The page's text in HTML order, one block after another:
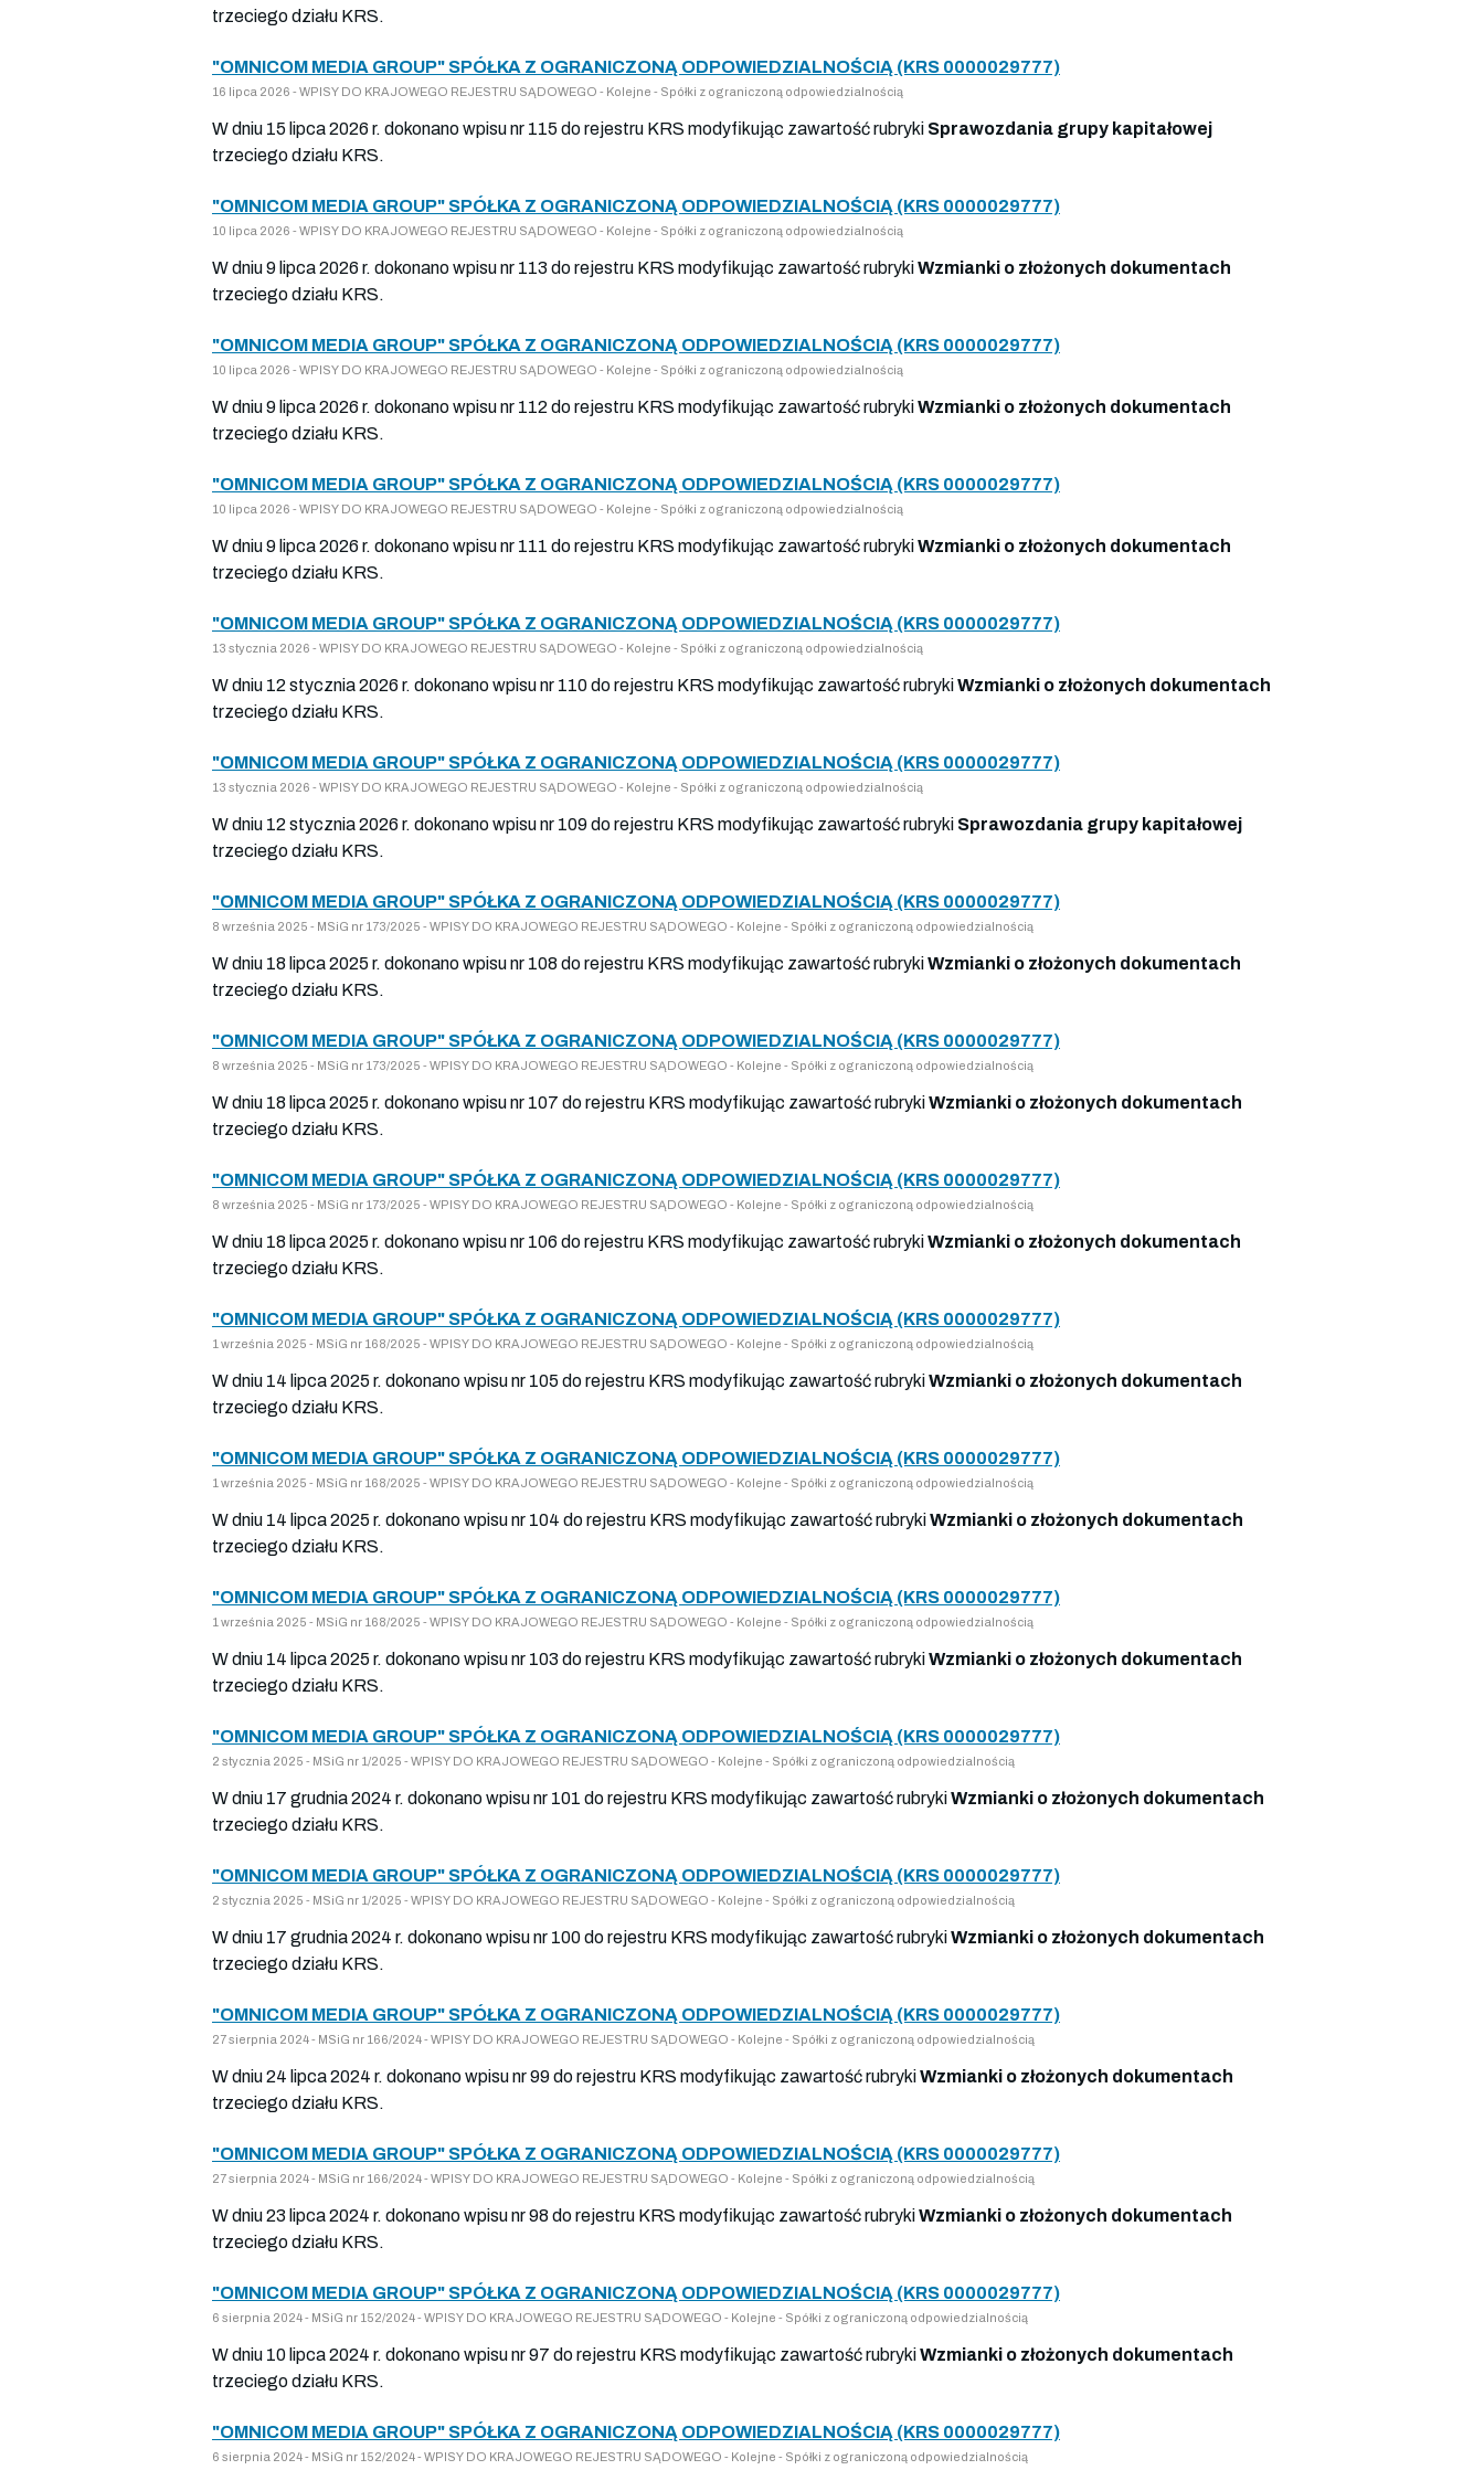
trzeciego działu KRS.
"OMNICOM MEDIA GROUP" SPÓŁKA Z OGRANICZONĄ ODPOWIEDZIALNOŚCIĄ (KRS 0000029777)
16 lipca 2026 - WPISY DO KRAJOWEGO REJESTRU SĄDOWEGO - Kolejne - Spółki z ograniczoną odpowiedzialnością
W dniu 15 lipca 2026 r. dokonano wpisu nr 115 do rejestru KRS modyfikując zawartość rubryki Sprawozdania grupy kapitałowej
trzeciego działu KRS.
"OMNICOM MEDIA GROUP" SPÓŁKA Z OGRANICZONĄ ODPOWIEDZIALNOŚCIĄ (KRS 0000029777)
10 lipca 2026 - WPISY DO KRAJOWEGO REJESTRU SĄDOWEGO - Kolejne - Spółki z ograniczoną odpowiedzialnością
W dniu 9 lipca 2026 r. dokonano wpisu nr 113 do rejestru KRS modyfikując zawartość rubrykiWzmianki o złożonych dokumentach
trzeciego działu KRS.
"OMNICOM MEDIA GROUP" SPÓŁKA Z OGRANICZONĄ ODPOWIEDZIALNOŚCIĄ (KRS 0000029777)
10 lipca 2026 - WPISY DO KRAJOWEGO REJESTRU SĄDOWEGO - Kolejne - Spółki z ograniczoną odpowiedzialnością
W dniu 9 lipca 2026 r. dokonano wpisu nr 112 do rejestru KRS modyfikując zawartość rubrykiWzmianki o złożonych dokumentach
trzeciego działu KRS.
"OMNICOM MEDIA GROUP" SPÓŁKA Z OGRANICZONĄ ODPOWIEDZIALNOŚCIĄ (KRS 0000029777)
10 lipca 2026 - WPISY DO KRAJOWEGO REJESTRU SĄDOWEGO - Kolejne - Spółki z ograniczoną odpowiedzialnością
W dniu 9 lipca 2026 r. dokonano wpisu nr 111 do rejestru KRS modyfikując zawartość rubrykiWzmianki o złożonych dokumentach
trzeciego działu KRS.
"OMNICOM MEDIA GROUP" SPÓŁKA Z OGRANICZONĄ ODPOWIEDZIALNOŚCIĄ (KRS 0000029777)
13 stycznia 2026 - WPISY DO KRAJOWEGO REJESTRU SĄDOWEGO - Kolejne - Spółki z ograniczoną odpowiedzialnością
W dniu 12 stycznia 2026 r. dokonano wpisu nr 110 do rejestru KRS modyfikując zawartość rubrykiWzmianki o złożonych dokumentach
trzeciego działu KRS.
"OMNICOM MEDIA GROUP" SPÓŁKA Z OGRANICZONĄ ODPOWIEDZIALNOŚCIĄ (KRS 0000029777)
13 stycznia 2026 - WPISY DO KRAJOWEGO REJESTRU SĄDOWEGO - Kolejne - Spółki z ograniczoną odpowiedzialnością
W dniu 12 stycznia 2026 r. dokonano wpisu nr 109 do rejestru KRS modyfikując zawartość rubryki Sprawozdania grupy kapitałowej
trzeciego działu KRS.
"OMNICOM MEDIA GROUP" SPÓŁKA Z OGRANICZONĄ ODPOWIEDZIALNOŚCIĄ (KRS 0000029777)
8 września 2025 - MSiG nr 173/2025 - WPISY DO KRAJOWEGO REJESTRU SĄDOWEGO - Kolejne - Spółki z ograniczoną odpowiedzialnością
W dniu 18 lipca 2025 r. dokonano wpisu nr 108 do rejestru KRS modyfikując zawartość rubrykiWzmianki o złożonych dokumentach
trzeciego działu KRS.
"OMNICOM MEDIA GROUP" SPÓŁKA Z OGRANICZONĄ ODPOWIEDZIALNOŚCIĄ (KRS 0000029777)
8 września 2025 - MSiG nr 173/2025 - WPISY DO KRAJOWEGO REJESTRU SĄDOWEGO - Kolejne - Spółki z ograniczoną odpowiedzialnością
W dniu 18 lipca 2025 r. dokonano wpisu nr 107 do rejestru KRS modyfikując zawartość rubrykiWzmianki o złożonych dokumentach
trzeciego działu KRS.
"OMNICOM MEDIA GROUP" SPÓŁKA Z OGRANICZONĄ ODPOWIEDZIALNOŚCIĄ (KRS 0000029777)
8 września 2025 - MSiG nr 173/2025 - WPISY DO KRAJOWEGO REJESTRU SĄDOWEGO - Kolejne - Spółki z ograniczoną odpowiedzialnością
W dniu 18 lipca 2025 r. dokonano wpisu nr 106 do rejestru KRS modyfikując zawartość rubrykiWzmianki o złożonych dokumentach
trzeciego działu KRS.
"OMNICOM MEDIA GROUP" SPÓŁKA Z OGRANICZONĄ ODPOWIEDZIALNOŚCIĄ (KRS 0000029777)
1 września 2025 - MSiG nr 168/2025 - WPISY DO KRAJOWEGO REJESTRU SĄDOWEGO - Kolejne - Spółki z ograniczoną odpowiedzialnością
W dniu 14 lipca 2025 r. dokonano wpisu nr 105 do rejestru KRS modyfikując zawartość rubrykiWzmianki o złożonych dokumentach
trzeciego działu KRS.
"OMNICOM MEDIA GROUP" SPÓŁKA Z OGRANICZONĄ ODPOWIEDZIALNOŚCIĄ (KRS 0000029777)
1 września 2025 - MSiG nr 168/2025 - WPISY DO KRAJOWEGO REJESTRU SĄDOWEGO - Kolejne - Spółki z ograniczoną odpowiedzialnością
W dniu 14 lipca 2025 r. dokonano wpisu nr 104 do rejestru KRS modyfikując zawartość rubrykiWzmianki o złożonych dokumentach
trzeciego działu KRS.
"OMNICOM MEDIA GROUP" SPÓŁKA Z OGRANICZONĄ ODPOWIEDZIALNOŚCIĄ (KRS 0000029777)
1 września 2025 - MSiG nr 168/2025 - WPISY DO KRAJOWEGO REJESTRU SĄDOWEGO - Kolejne - Spółki z ograniczoną odpowiedzialnością
W dniu 14 lipca 2025 r. dokonano wpisu nr 103 do rejestru KRS modyfikując zawartość rubrykiWzmianki o złożonych dokumentach
trzeciego działu KRS.
"OMNICOM MEDIA GROUP" SPÓŁKA Z OGRANICZONĄ ODPOWIEDZIALNOŚCIĄ (KRS 0000029777)
2 stycznia 2025 - MSiG nr 1/2025 - WPISY DO KRAJOWEGO REJESTRU SĄDOWEGO - Kolejne - Spółki z ograniczoną odpowiedzialnością
W dniu 17 grudnia 2024 r. dokonano wpisu nr 101 do rejestru KRS modyfikując zawartość rubrykiWzmianki o złożonych dokumentach
trzeciego działu KRS.
"OMNICOM MEDIA GROUP" SPÓŁKA Z OGRANICZONĄ ODPOWIEDZIALNOŚCIĄ (KRS 0000029777)
2 stycznia 2025 - MSiG nr 1/2025 - WPISY DO KRAJOWEGO REJESTRU SĄDOWEGO - Kolejne - Spółki z ograniczoną odpowiedzialnością
W dniu 17 grudnia 2024 r. dokonano wpisu nr 100 do rejestru KRS modyfikując zawartość rubrykiWzmianki o złożonych dokumentach
trzeciego działu KRS.
"OMNICOM MEDIA GROUP" SPÓŁKA Z OGRANICZONĄ ODPOWIEDZIALNOŚCIĄ (KRS 0000029777)
27 sierpnia 2024 - MSiG nr 166/2024 - WPISY DO KRAJOWEGO REJESTRU SĄDOWEGO - Kolejne - Spółki z ograniczoną odpowiedzialnością
W dniu 24 lipca 2024 r. dokonano wpisu nr 99 do rejestru KRS modyfikując zawartość rubrykiWzmianki o złożonych dokumentach
trzeciego działu KRS.
"OMNICOM MEDIA GROUP" SPÓŁKA Z OGRANICZONĄ ODPOWIEDZIALNOŚCIĄ (KRS 0000029777)
27 sierpnia 2024 - MSiG nr 166/2024 - WPISY DO KRAJOWEGO REJESTRU SĄDOWEGO - Kolejne - Spółki z ograniczoną odpowiedzialnością
W dniu 23 lipca 2024 r. dokonano wpisu nr 98 do rejestru KRS modyfikując zawartość rubrykiWzmianki o złożonych dokumentach
trzeciego działu KRS.
"OMNICOM MEDIA GROUP" SPÓŁKA Z OGRANICZONĄ ODPOWIEDZIALNOŚCIĄ (KRS 0000029777)
6 sierpnia 2024 - MSiG nr 152/2024 - WPISY DO KRAJOWEGO REJESTRU SĄDOWEGO - Kolejne - Spółki z ograniczoną odpowiedzialnością
W dniu 10 lipca 2024 r. dokonano wpisu nr 97 do rejestru KRS modyfikując zawartość rubrykiWzmianki o złożonych dokumentach
trzeciego działu KRS.
"OMNICOM MEDIA GROUP" SPÓŁKA Z OGRANICZONĄ ODPOWIEDZIALNOŚCIĄ (KRS 0000029777)
6 sierpnia 2024 - MSiG nr 152/2024 - WPISY DO KRAJOWEGO REJESTRU SĄDOWEGO - Kolejne - Spółki z ograniczoną odpowiedzialnością